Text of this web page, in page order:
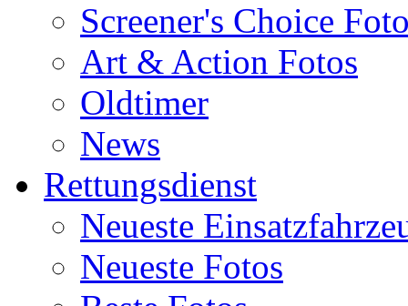
Screener's Choice
Art & Action Fotos
Oldtimer
News
Rettungsdienst
Neueste
Neueste Fotos